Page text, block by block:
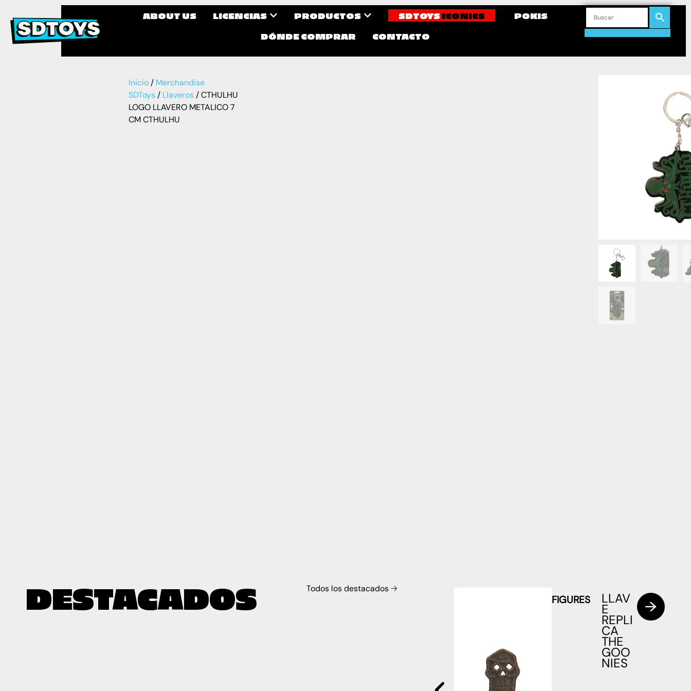
ABOUT US LICENCIAS PRODUCTOS SDTOYS ICONICS
POKIS
DÓNDE COMPRAR
CONTACTO
Inicio / Merchandise
SDToys / Llaveros / CTHULHU
LOGO LLAVERO METALICO 7
CM CTHULHU
DESTACADOS Todos los destacados 🡢
FIGURES LLAV
E
REPLI
CA
THE
GOO
NIES